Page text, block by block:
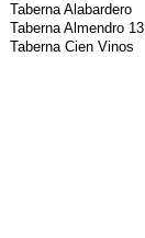
Taberna Alabardero
Taberna Almendro 13
Taberna Cien Vinos